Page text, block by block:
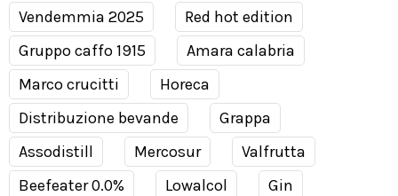
Vendemmia 2025
Red hot edition
Gruppo caffo 1915
Amara calabria
Marco crucitti
Horeca
Distribuzione bevande
Grappa
Assodistill
Mercosur
Valfrutta
Beefeater 0.0%
Lowalcol
Gin